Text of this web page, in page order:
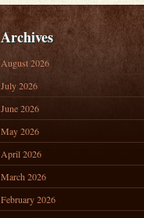
Archives
August 2026
July 2026
June 2026
May 2026
April 2026
March 2026
February 2026